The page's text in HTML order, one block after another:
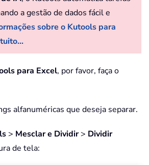
a gestão de dados fácil e
sobre o Kutools para
para Excel, por favor, faça o
alfanuméricas que deseja separar.
> Mesclar e Dividir> Dividir
de tela: